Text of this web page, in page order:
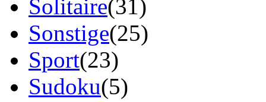
Solitaire(31)
Sonstige(25)
Sport(23)
Sudoku(5)